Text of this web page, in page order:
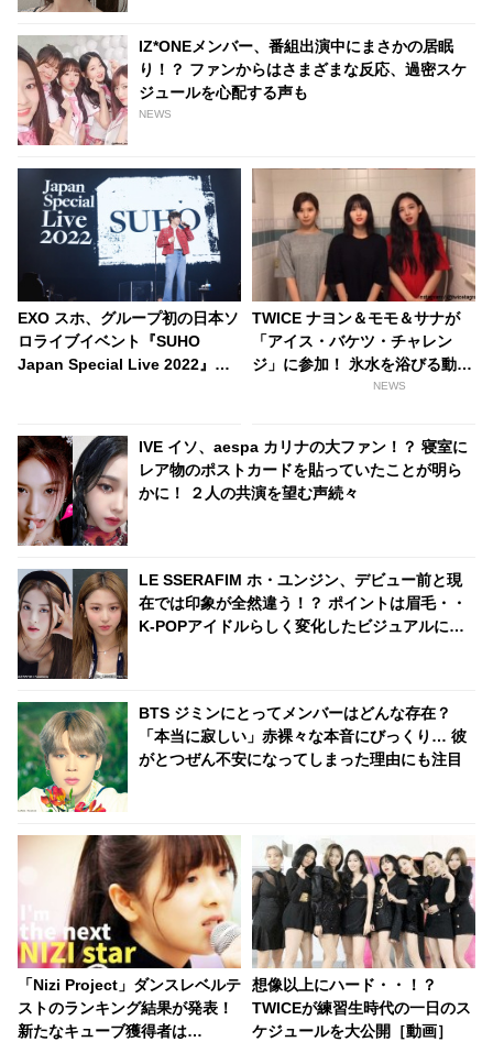
IZ*ONEメンバー、番組出演中にまさかの居眠
り！？ ファンからはさまざまな反応、過密スケ
ジュールを心配する声も
NEWS
EXO スホ、グループ初の日本ソ
ロライブイベント『SUHO
Japan Special Live 2022』を
ファン歓喜
TWICE ナヨン＆モモ＆サナが
「アイス・バケツ・チャレン
ジ」に参加！ 氷水を浴びる動画
NEWS
IVE イソ、aespa カリナの大ファン！？ 寝室に
レア物のポストカードを貼っていたことが明ら
かに！ ２人の共演を望む声続々
LE SSERAFIM ホ・ユンジン、デビュー前と現
在では印象が全然違う！？ ポイントは眉毛・・
K-POPアイドルらしく変化したビジュアルに注
BTS ジミンにとってメンバーはどんな存在？
「本当に寂しい」赤裸々な本音にびっくり… 彼
がとつぜん不安になってしまった理由にも注目
「Nizi Project」ダンスレベルテ
ストのランキング結果が発表！
新たなキューブ獲得者は
想像以上にハード・・！？
TWICEが練習生時代の一日のス
ケジュールを大公開［動画］